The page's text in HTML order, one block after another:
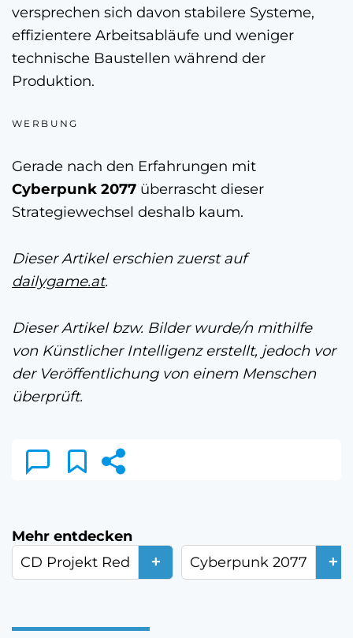
versprechen sich davon stabilere Systeme,
effizientere Arbeitsabläufe und weniger
technische Baustellen während der
Produktion.
WERBUNG
Gerade nach den Erfahrungen mit
Cyberpunk 2077 überrascht dieser
Strategiewechsel deshalb kaum.
Dieser Artikel erschien zuerst auf
dailygame.at.
Dieser Artikel bzw. Bilder wurde/n mithilfe
von Künstlicher Intelligenz erstellt, jedoch vor
der Veröffentlichung von einem Menschen
überprüft.
Mehr entdecken
CD Projekt Red
+ Cyberpunk 2077 +